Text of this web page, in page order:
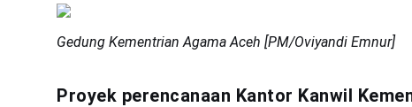
Gedung Kementrian Agama Aceh [PM/Oviyandi Emnur]
Proyek perencanaan Kantor Kanwil